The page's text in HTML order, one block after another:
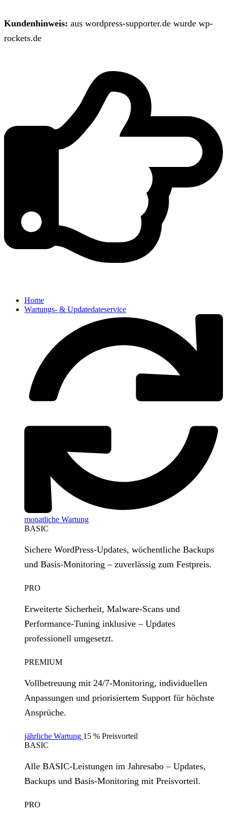
Kundenhinweis: aus wordpress-supporter.de wurde wp-
rockets.de
Home
Wartungs- & Updatedateservice
monatliche Wartung
BASIC
Sichere WordPress‑Updates, wöchentliche Backups
und Basis‑Monitoring – zuverlässig zum Festpreis.
PRO
Erweiterte Sicherheit, Malware‑Scans und
Performance‑Tuning inklusive – Updates
professionell umgesetzt.
PREMIUM
Vollbetreuung mit 24/7‑Monitoring, individuellen
Anpassungen und priorisiertem Support für höchste
Ansprüche.
jährliche Wartung 15 % Preisvorteil
BASIC
Alle BASIC‑Leistungen im Jahresabo – Updates,
Backups und Basis‑Monitoring mit Preisvorteil.
PRO